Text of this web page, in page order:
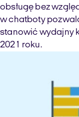
obsługę bez
w chatboty
stanowić wydajny
2021 roku.